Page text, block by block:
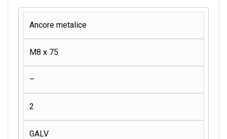
Ancore metalice
M8 x 75
–
2
GALV